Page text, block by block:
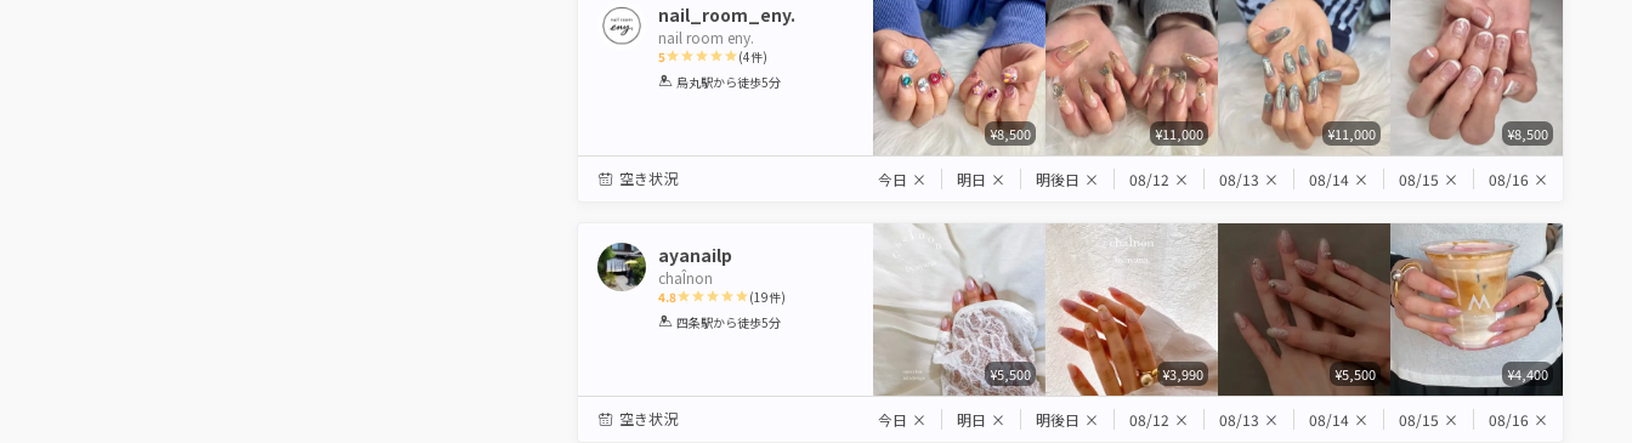
nail_room_eny.
nail room eny.
5
1 2 3 4 5
(4件)
烏丸駅から徒歩5分
¥8,500 ¥11,000 ¥11,000 ¥8,500
空き状況 今日 × 明日 × 明後日 × 08/12 × 08/13 × 08/14 × 08/15 × 08/16 ×
ayanailp
chaÎnon
4.8
1 2 3 4 5
(19件)
四条駅から徒歩5分
¥5,500 ¥3,990 ¥5,500 ¥4,400
空き状況 今日 × 明日 × 明後日 × 08/12 × 08/13 × 08/14 × 08/15 × 08/16 ×